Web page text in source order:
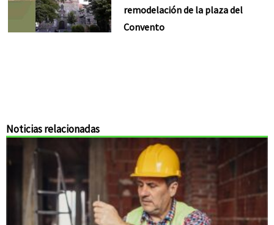
remodelación de la plaza del
Convento
Noticias relacionadas